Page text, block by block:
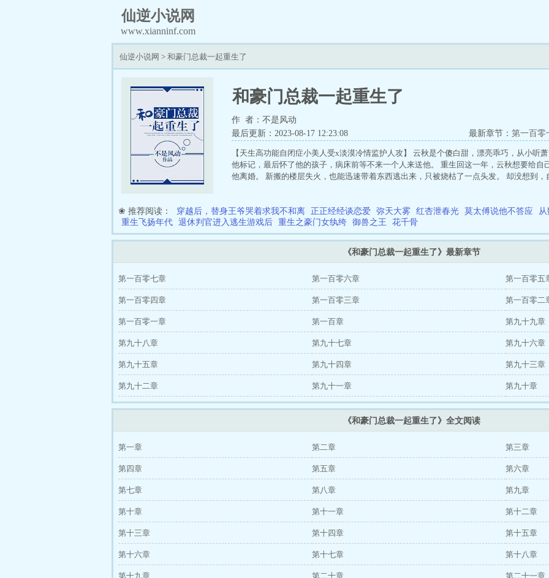
仙逆小说网
www.xianninf.com
仙逆小说网 > 和豪门总裁一起重生了
和豪门总裁一起重生了
作 者：不是风动
最后更新：2023-08-17 12:23:08
最新章节： 第一百零
【天生高功能自闭症小美人受x淡漠冷情监护人攻】 云秋是个傻白甜，漂亮乖巧，从小听
他标记，最后怀了他的孩子，病床前等不来一个人来送他。 重生回这一年，云秋想要给
他离婚。 新搬的楼层失火，也能迅速带着东西逃出来，只被烧枯了一点头发。 却没想到
刀。 2.存在微量星际背景，ABO设定，不影响这是一篇单纯的都市文。 3.排雷：ABO，生
索关键字：主角：云秋，萧问水…
❀ 推荐阅读： 穿越后，替身王爷哭着求我不和离 正正经经谈恋爱 弥天大雾 红杏泄春光 莫太傅说他不答应
重生飞扬年代 退休判官进入逃生游戏后 重生之豪门女纨绔 御兽之王 花千骨
《和豪门总裁一起重生了》最新章节
第一百零七章 第一百零六章 第一百零五
第一百零四章 第一百零三章 第一百零二
第一百零一章 第一百章 第九十九章
第九十八章 第九十七章 第九十六章
第九十五章 第九十四章 第九十三章
第九十二章 第九十一章 第九十章
《和豪门总裁一起重生了》全文阅读
第一章 第二章 第三章
第四章 第五章 第六章
第七章 第八章 第九章
第十章 第十一章 第十二章
第十三章 第十四章 第十五章
第十六章 第十七章 第十八章
第十九章 第二十章 第二十一章